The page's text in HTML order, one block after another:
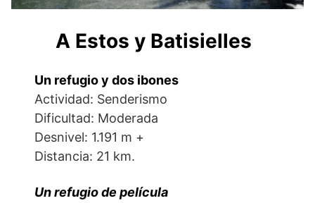
A Estos y Batisielles
Un refugio y dos ibones
Actividad: Senderismo
Dificultad: Moderada
Desnivel: 1.191 m +
Distancia: 21 km.
Un refugio de película